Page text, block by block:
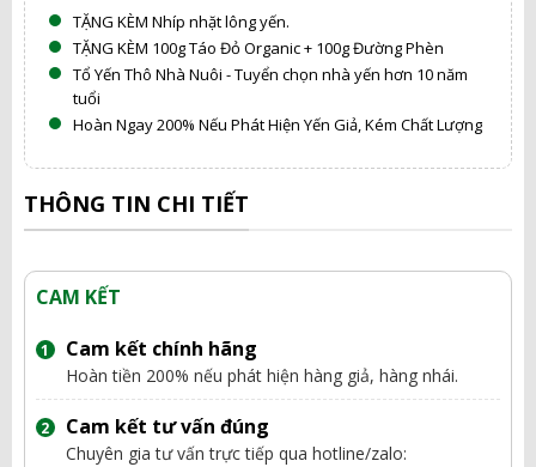
TẶNG KÈM Nhíp nhặt lông yến.
TẶNG KÈM 100g Táo Đỏ Organic + 100g Đường Phèn
Tổ Yến Thô Nhà Nuôi - Tuyển chọn nhà yến hơn 10 năm
tuổi
Hoàn Ngay 200% Nếu Phát Hiện Yến Giả, Kém Chất Lượng
THÔNG TIN CHI TIẾT
CAM KẾT
Cam kết chính hãng
Hoàn tiền 200% nếu phát hiện hàng giả, hàng nhái.
Cam kết tư vấn đúng
Chuyên gia tư vấn trực tiếp qua hotline/zalo: